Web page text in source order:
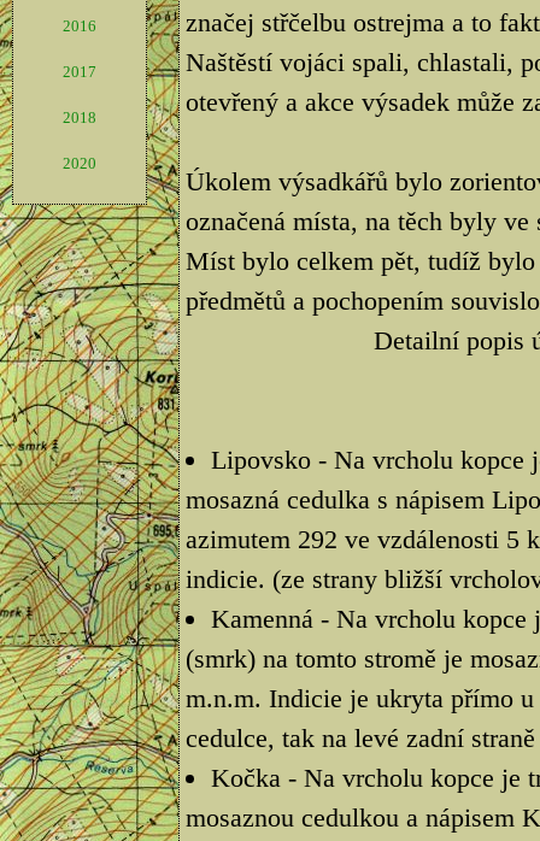
2016
2017
2018
2020
značej střčelbu ostrejma a to
Naštěstí vojáci spali, chlastali,
otevřený a akce výsadek může
Úkolem výsadkářů bylo
označená místa, na těch byly
Míst bylo celkem pět, tudíž
předmětů a pochopením
Detailní popis
Lipovsko - Na vrcholu kopce
mosazná cedulka s nápisem
azimutem 292 ve vzdálenosti 5
indicie. (ze strany bližší
Kamenná - Na vrcholu
(smrk) na tomto stromě je
m.n.m. Indicie je ukryta přímo
cedulce, tak na levé zadní
Kočka - Na vrcholu kopce je
mosaznou cedulkou a nápisem